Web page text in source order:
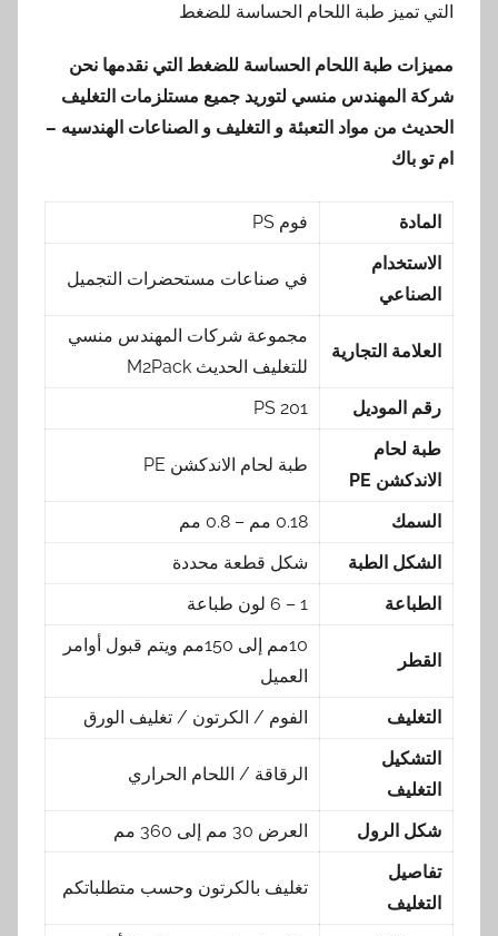
التي تميز طبة اللحام الحساسة للضغط
مميزات طبة اللحام الحساسة للضغط التي نقدمها نحن
شركة المهندس منسي لتوريد جميع مستلزمات التغليف
الحديث من مواد التعبئة و التغليف و الصناعات الهندسيه –
ام تو باك
المادة
فوم PS
الاستخدام
الصناعي
في صناعات مستحضرات التجميل
العلامة التجارية
مجموعة شركات المهندس منسي
للتغليف الحديث M2Pack
رقم الموديل
PS 201
طبة لحام
الاندكشن PE
طبة لحام الاندكشن PE
السمك
0.18 مم – 0.8 مم
الشكل الطبة
شكل قطعة محددة
الطباعة
1 – 6 لون طباعة
القطر
10مم إلى 150مم ويتم قبول أوامر
العميل
التغليف
الفوم / الكرتون / تغليف الورق
التشكيل
التغليف
الرقاقة / اللحام الحراري
شكل الرول
العرض 30 مم إلى 360 مم
تفاصيل
التغليف
تغليف بالكرتون وحسب متطلباتكم